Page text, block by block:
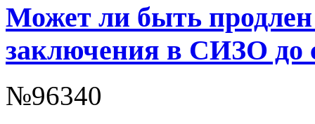
Может ли быть
заключения в СИЗО до
№96340